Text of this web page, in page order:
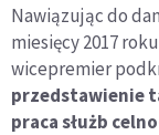
Nawiązując do
miesięcy 2017
wicepremier
przedstawienie
praca służb